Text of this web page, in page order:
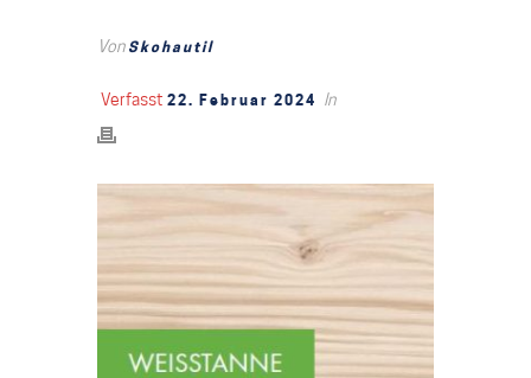
Von Skohautil
Verfasst 22. Februar 2024 In